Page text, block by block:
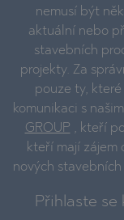
nemusí být
aktuální nebo
stavebních
projekty. Za
pouze ty,
komunikaci s
GROUP , kteří
kteří mají zájem
nových
Přihlaste